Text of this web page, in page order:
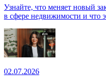
Узнайте, что меняет новый
в сфере недвижимости и что
02.07.2026